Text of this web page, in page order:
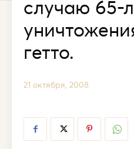
случаю 65-
гетто.
21 октября, 2008